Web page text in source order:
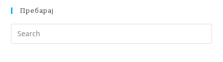
Пребарај